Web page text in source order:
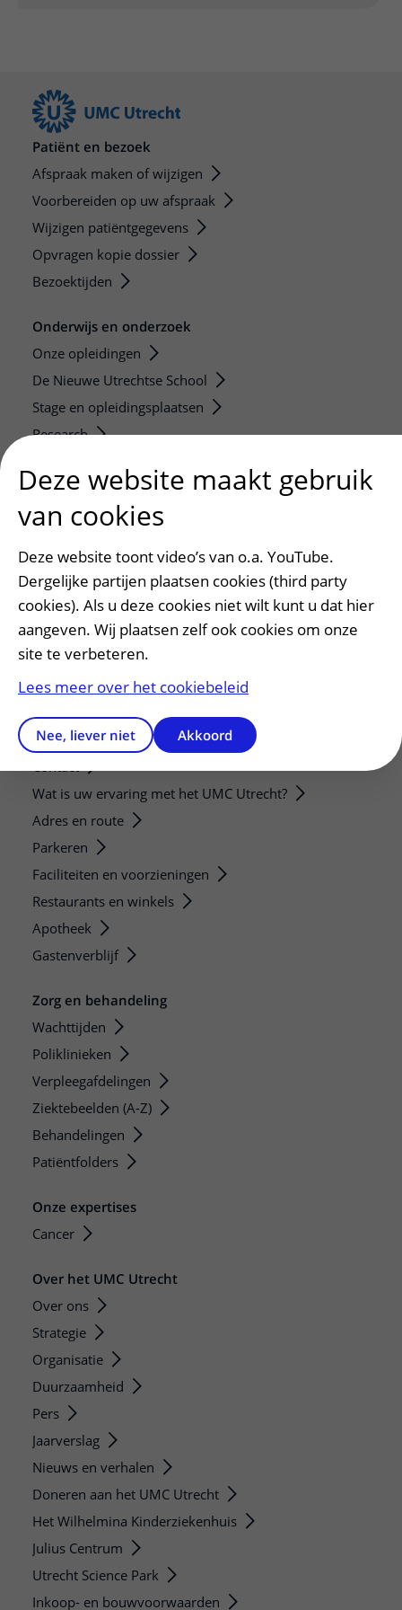
Patiënt en bezoek
Afspraak maken of wijzigen
Voorbereiden op uw afspraak
Wijzigen patiëntgegevens
Opvragen kopie dossier
Bezoektijden
Onderwijs en onderzoek
Onze opleidingen
De Nieuwe Utrechtse School
Stage en opleidingsplaatsen
Research
Research groups
Researchers
Verwijzers
Mijn patiënt verwijzen
Teleconsult aanvragen
Zorgverlenersportaal
Service, contact en faciliteiten
Contact
Wat is uw ervaring met het UMC Utrecht?
Adres en route
Parkeren
Faciliteiten en voorzieningen
Restaurants en winkels
Apotheek
Gastenverblijf
Zorg en behandeling
Wachttijden
Poliklinieken
Verpleegafdelingen
Ziektebeelden (A-Z)
Behandelingen
Patiëntfolders
Onze expertises
Cancer
Over het UMC Utrecht
Over ons
Strategie
Organisatie
Duurzaamheid
Pers
Jaarverslag
Nieuws en verhalen
Doneren aan het UMC Utrecht
Het Wilhelmina Kinderziekenhuis
Julius Centrum
Utrecht Science Park
Inkoop- en bouwvoorwaarden
Deze website maakt gebruik
van cookies
Deze website toont video’s van o.a. YouTube.
Dergelijke partijen plaatsen cookies (third party
cookies). Als u deze cookies niet wilt kunt u dat hier
aangeven. Wij plaatsen zelf ook cookies om onze
site te verbeteren.
Lees meer over het cookiebeleid
Nee, liever niet Akkoord